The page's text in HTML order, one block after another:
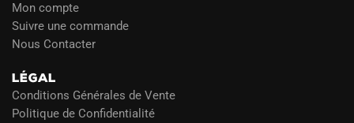
Mon compte
Suivre une commande
Nous Contacter
LÉGAL
Conditions Générales de Vente
Politique de Confidentialité